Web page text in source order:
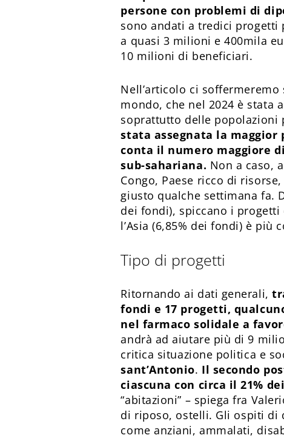
persone con problemi di
sono andati a tredici progetti
a quasi 3 milioni e 400mila
10 milioni di beneficiari.
Nell’articolo ci
mondo, che nel 2024 è stata
soprattutto delle popolazioni
stata assegnata la
conta il numero maggiore
sub-sahariana. Non a caso,
Congo, Paese ricco di
giusto qualche settimana fa.
dei fondi), spiccano i
l’Asia (6,85% dei fondi) è
Tipo di progetti
Ritornando ai dati generali,
fondi e 17 progetti,
nel farmaco solidale a
andrà ad aiutare più di 9
critica situazione politica e
sant’Antonio. Il secondo
ciascuna con circa il 21%
“abitazioni” – spiega fra
di riposo, ostelli. Gli ospiti di
come anziani, ammalati,